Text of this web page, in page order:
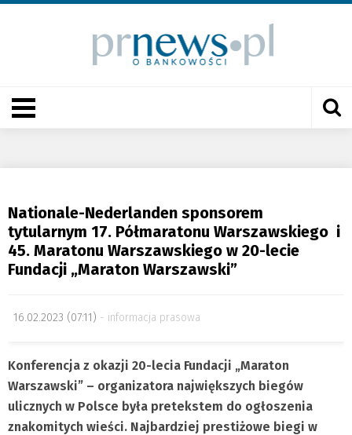
Nationale-Nederlanden sponsorem
tytularnym 17. Półmaratonu Warszawskiego i
45. Maratonu Warszawskiego w 20-lecie
Fundacji „Maraton Warszawski”
16.02.2023 (07:11) informacja prasowa
Konferencja z okazji 20-lecia Fundacji „Maraton
Warszawski” – organizatora największych biegów
ulicznych w Polsce była pretekstem do ogłoszenia
znakomitych wieści. Najbardziej prestiżowe biegi w